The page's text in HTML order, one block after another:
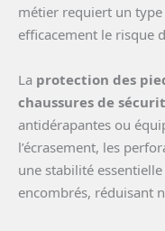
métier requiert un
efficacement le risque
La protection des
chaussures de
antidérapantes ou
l’écrasement, les
une stabilité
encombrés, réduisant